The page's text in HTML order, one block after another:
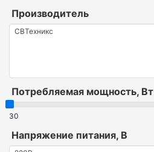
Производитель
Потребляемая мощность, Вт
30
Напряжение питания, В